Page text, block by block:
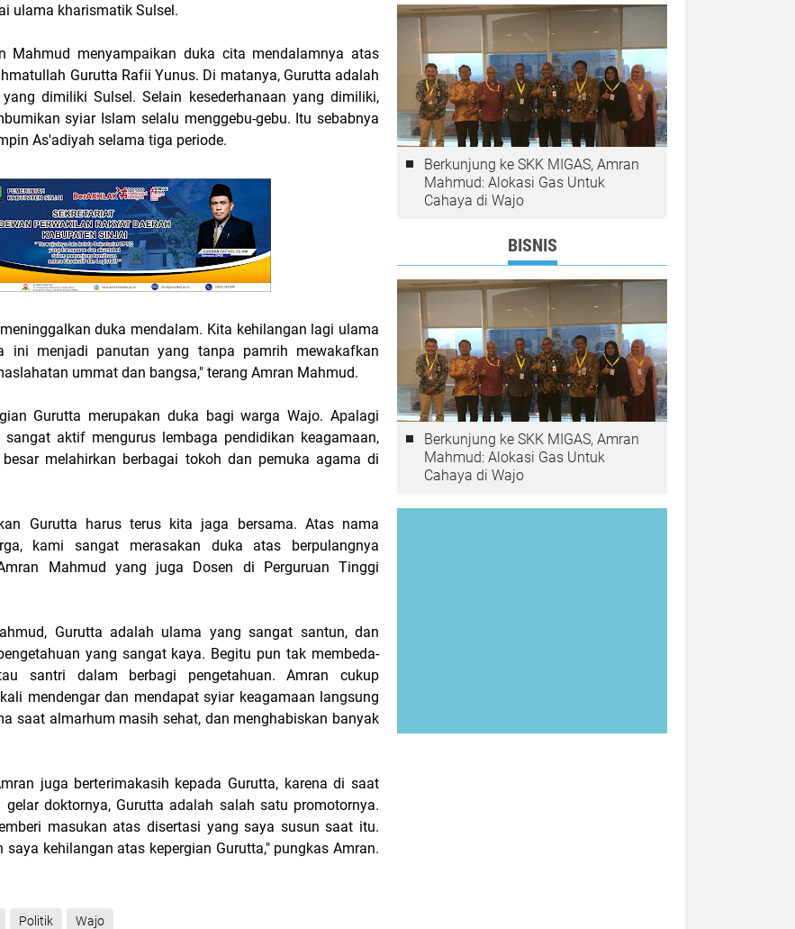
ulama kharismatik Sulsel.
Mahmud menyampaikan duka cita mendalamnya atas
Gurutta Rafii Yunus. Di matanya, Gurutta adalah
dimiliki Sulsel. Selain kesederhanaan yang dimiliki,
syiar Islam selalu menggebu-gebu. Itu sebabnya
As'adiyah selama tiga periode.
duka mendalam. Kita kehilangan lagi ulama
ini menjadi panutan yang tanpa pamrih mewakafkan
ummat dan bangsa," terang Amran Mahmud.
Gurutta merupakan duka bagi warga Wajo. Apalagi
aktif mengurus lembaga pendidikan keagamaan,
besar melahirkan berbagai tokoh dan pemuka agama di
Gurutta harus terus kita jaga bersama. Atas nama
kami sangat merasakan duka atas berpulangnya
Mahmud yang juga Dosen di Perguruan Tinggi
Gurutta adalah ulama yang sangat santun, dan
yang sangat kaya. Begitu pun tak membeda-
santri dalam berbagi pengetahuan. Amran cukup
mendengar dan mendapat syiar keagamaan langsung
saat almarhum masih sehat, dan menghabiskan banyak
juga berterimakasih kepada Gurutta, karena di saat
gelar doktornya, Gurutta adalah salah satu promotornya.
masukan atas disertasi yang saya susun saat itu.
saya kehilangan atas kepergian Gurutta," pungkas Amran.
Politik Wajo
Berkunjung ke SKK MIGAS, Amran
Mahmud: Alokasi Gas Untuk
Cahaya di Wajo
BISNIS
Berkunjung ke SKK MIGAS, Amran
Mahmud: Alokasi Gas Untuk
Cahaya di Wajo